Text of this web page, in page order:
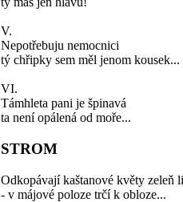
V.
Nepotřebuju nemocnici
tý chřipky sem měl jenom kousek...
VI.
Támhleta pani je špinavá
ta není opálená od moře...
STROM
Odkopávají kaštanové květy zeleň
- v májové poloze trčí k obloze...